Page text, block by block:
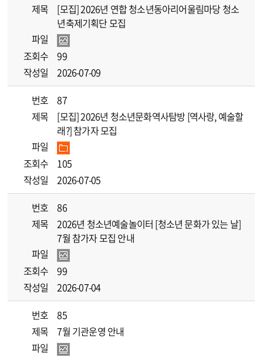
제목
[모집] 2026년 연합 청소년동아리어울림마당 청소
년축제기획단 모집
파일
조회수
99
작성일
2026-07-09
번호
87
제목
[모집] 2026년 청소년문화역사탐방 [역사랑, 예술할
래?] 참가자 모집
파일
조회수
105
작성일
2026-07-05
번호
86
제목
2026년 청소년예술놀이터 [청소년 문화가 있는 날]
7월 참가자 모집 안내
파일
조회수
99
작성일
2026-07-04
번호
85
제목
7월 기관운영 안내
파일